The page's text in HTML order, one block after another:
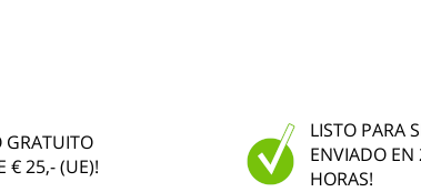
GRATUITO
€ 25,- (UE)!
LISTO PARA
ENVIADO EN
HORAS!